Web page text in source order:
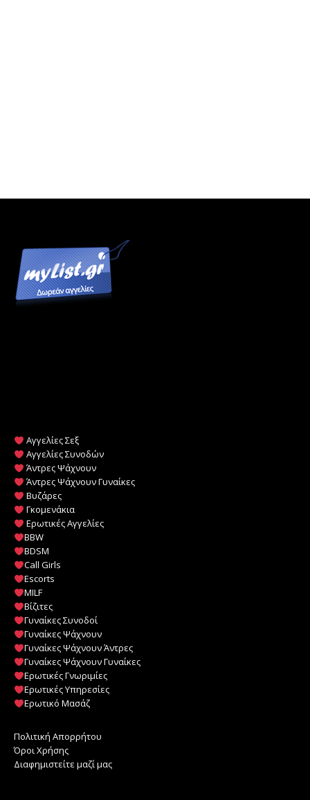
Αγγελίες Σεξ
Αγγελίες Συνοδών
Άντρες Ψάχνουν
Άντρες Ψάχνουν Γυναίκες
Βυζάρες
Γκομενάκια
Ερωτικές Αγγελίες
BBW
BDSM
Call Girls
Escorts
MILF
️Βίζιτες
Γυναίκες Συνοδοί
Γυναίκες Ψάχνουν
Γυναίκες Ψάχνουν Άντρες
Γυναίκες Ψάχνουν Γυναίκες
Ερωτικές Γνωριμίες
Ερωτικές Υπηρεσίες
Ερωτικό Μασάζ
Πολιτική Απορρήτου
Όροι Χρήσης
Διαφημιστείτε μαζί μας